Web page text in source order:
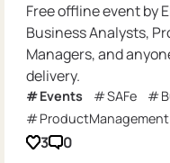
Free offline event by
Business Analysts,
Managers, and
delivery.
Events SAFe
ProductManagement
3 0